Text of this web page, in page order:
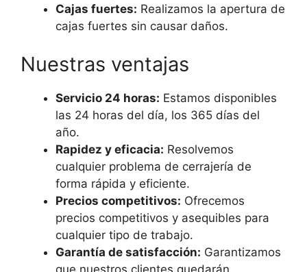
Cajas fuertes: Realizamos la apertura de
cajas fuertes sin causar daños.
Nuestras ventajas
Servicio 24 horas: Estamos disponibles
las 24 horas del día, los 365 días del
año.
Rapidez y eficacia: Resolvemos
cualquier problema de cerrajería de
forma rápida y eficiente.
Precios competitivos: Ofrecemos
precios competitivos y asequibles para
cualquier tipo de trabajo.
Garantía de satisfacción: Garantizamos
que nuestros clientes quedarán